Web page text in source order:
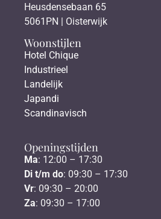
Heusdensebaan 65
5061PN | Oisterwijk
Woonstijlen
Hotel Chique
Industrieel
Landelijk
Japandi
Scandinavisch
Openingstijden
Ma: 12:00 – 17:30
Di t/m do: 09:30 – 17:30
Vr: 09:30 – 20:00
Za: 09:30 – 17:00